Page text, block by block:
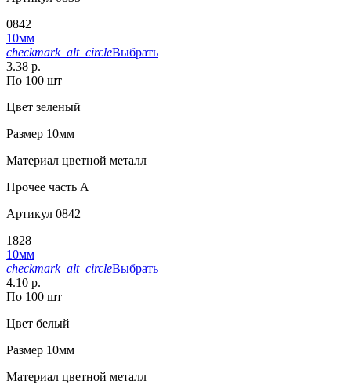
0842
10мм
checkmark_alt_circleВыбрать
3.38 р.
По 100 шт
Цвет зеленый
Размер 10мм
Материал цветной металл
Прочее часть A
Артикул 0842
1828
10мм
checkmark_alt_circleВыбрать
4.10 р.
По 100 шт
Цвет белый
Размер 10мм
Материал цветной металл